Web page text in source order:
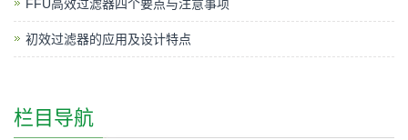
FFU高效过滤器四个要点与注意事项
初效过滤器的应用及设计特点
栏目导航